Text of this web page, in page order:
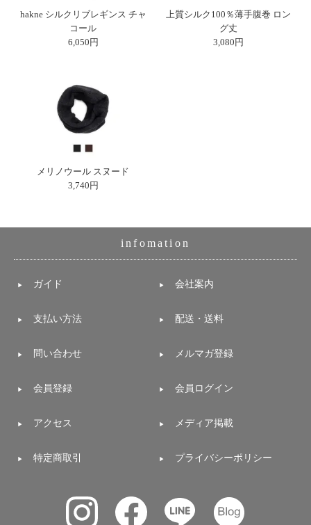
hakne シルクリブレギンス チャ
コール
6,050円
上質シルク100％薄手腹巻 ロン
グ丈
3,080円
メリノウール スヌード
3,740円
infomation
ガイド 会社案内
支払い方法 配送・送料
問い合わせ メルマガ登録
会員登録 会員ログイン
アクセス メディア掲載
特定商取引 プライバシーポリシー